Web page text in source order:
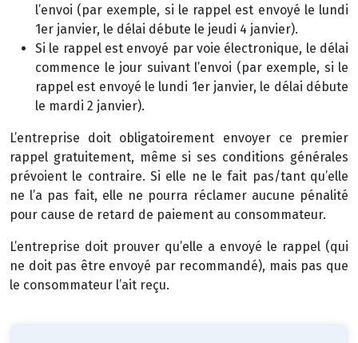
l’envoi (par exemple, si le rappel est envoyé le lundi
1er janvier, le délai débute le jeudi 4 janvier).
Si le rappel est envoyé par voie électronique, le délai
commence le jour suivant l’envoi (par exemple, si le
rappel est envoyé le lundi 1er janvier, le délai débute
le mardi 2 janvier).
L’entreprise doit obligatoirement envoyer ce premier
rappel gratuitement, même si ses conditions générales
prévoient le contraire. Si elle ne le fait pas/tant qu’elle
ne l’a pas fait, elle ne pourra réclamer aucune pénalité
pour cause de retard de paiement au consommateur.
L’entreprise doit prouver qu’elle a envoyé le rappel (qui
ne doit pas être envoyé par recommandé), mais pas que
le consommateur l’ait reçu.